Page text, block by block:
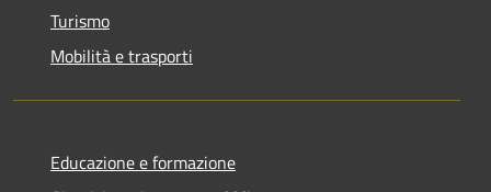
Turismo
Mobilità e trasporti
Educazione e formazione